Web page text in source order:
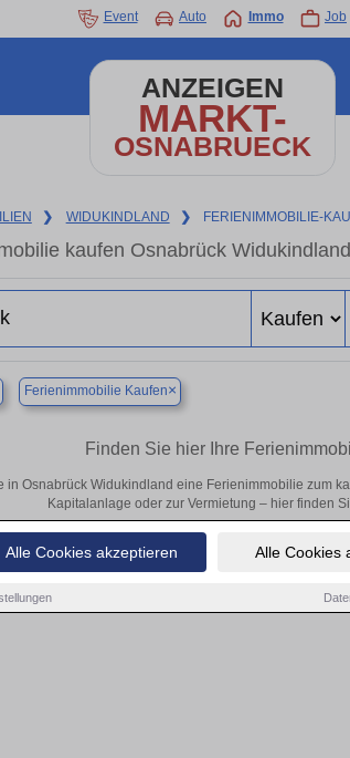
Alle Cookies akzeptieren Alle Cookies
Event Auto Immo Job
ANZEIGEN
MARKT-
OSNABRUECK
❯ WIDUKINDLAND ❯ FERIENIMMOBILIE-
kaufen Osnabrück
Ferienimmobilie Kaufen×
Finden Sie hier Ihre
in Osnabrück Widukindland eine Ferienimmobilie zum
Kapitalanlage oder zur Vermietung – hier finden
wir derzeit keine passenden Objekte finden. Schauen